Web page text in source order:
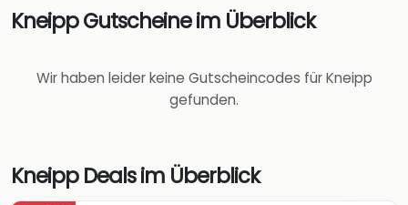
Kneipp Gutscheine im Überblick
Wir haben leider keine Gutscheincodes für Kneipp
gefunden.
Kneipp Deals im Überblick